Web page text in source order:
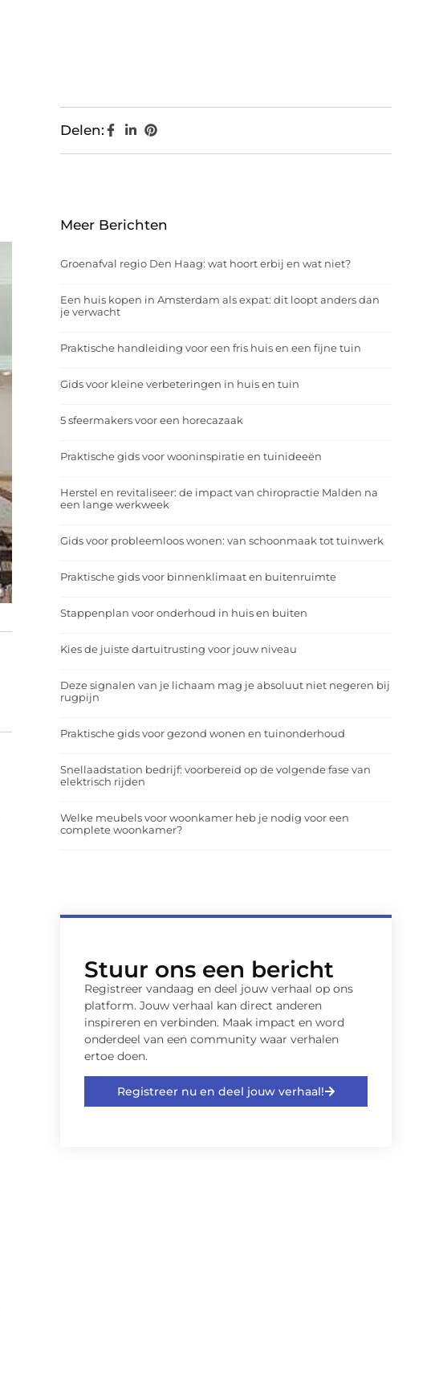
Delen:
Meer Berichten
Groenafval regio Den Haag: wat hoort erbij en wat niet?
Een huis kopen in Amsterdam als expat: dit loopt anders dan
je verwacht
Praktische handleiding voor een fris huis en een fijne tuin
Gids voor kleine verbeteringen in huis en tuin
5 sfeermakers voor een horecazaak
Praktische gids voor wooninspiratie en tuinideeën
Herstel en revitaliseer: de impact van chiropractie Malden na
een lange werkweek
Gids voor probleemloos wonen: van schoonmaak tot tuinwerk
Praktische gids voor binnenklimaat en buitenruimte
Stappenplan voor onderhoud in huis en buiten
Kies de juiste dartuitrusting voor jouw niveau
Deze signalen van je lichaam mag je absoluut niet negeren bij
rugpijn
Praktische gids voor gezond wonen en tuinonderhoud
Snellaadstation bedrijf: voorbereid op de volgende fase van
elektrisch rijden
Welke meubels voor woonkamer heb je nodig voor een
complete woonkamer?
Stuur ons een bericht
Registreer vandaag en deel jouw verhaal op ons
platform. Jouw verhaal kan direct anderen
inspireren en verbinden. Maak impact en word
onderdeel van een community waar verhalen
ertoe doen.
Registreer nu en deel jouw verhaal!